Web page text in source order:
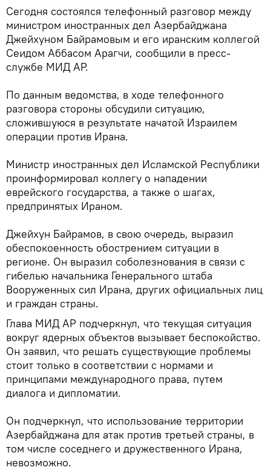
Сегодня состоялся телефонный разговор между
министром иностранных дел Азербайджана
Джейхуном Байрамовым и его иранским коллегой
Сеидом Аббасом Арагчи, сообщили в пресс-
службе МИД АР.
По данным ведомства, в ходе телефонного
разговора стороны обсудили ситуацию,
сложившуюся в результате начатой Израилем
операции против Ирана.
Министр иностранных дел Исламской Республики
проинформировал коллегу о нападении
еврейского государства, а также о шагах,
предпринятых Ираном.
Джейхун Байрамов, в свою очередь, выразил
обеспокоенность обострением ситуации в
регионе. Он выразил соболезнования в связи с
гибелью начальника Генерального штаба
Вооруженных сил Ирана, других официальных лиц
и граждан страны.
Глава МИД АР подчеркнул, что текущая ситуация
вокруг ядерных объектов вызывает беспокойство.
Он заявил, что решать существующие проблемы
стоит только в соответствии с нормами и
принципами международного права, путем
диалога и дипломатии.
Он подчеркнул, что использование территории
Азербайджана для атак против третьей страны, в
том числе соседнего и дружественного Ирана,
невозможно.